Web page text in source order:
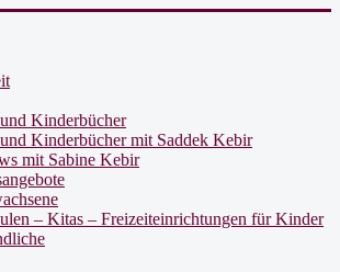
Kinderbücher
Kinderbücher mit Saddek Kebir
mit Sabine Kebir
– Kitas – Freizeiteinrichtungen für Kinder